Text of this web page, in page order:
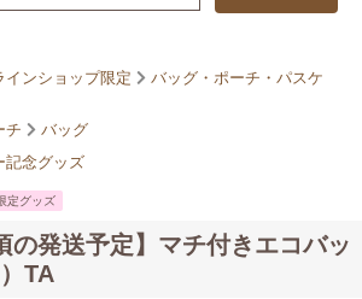
ンショップ限定
バッグ・ポーチ・パスケ
チ
バッグ
念グッズ
定グッズ
の発送予定】マチ付きエコバッ
TA